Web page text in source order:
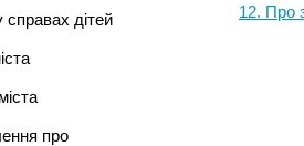
дітей
про
12. Про